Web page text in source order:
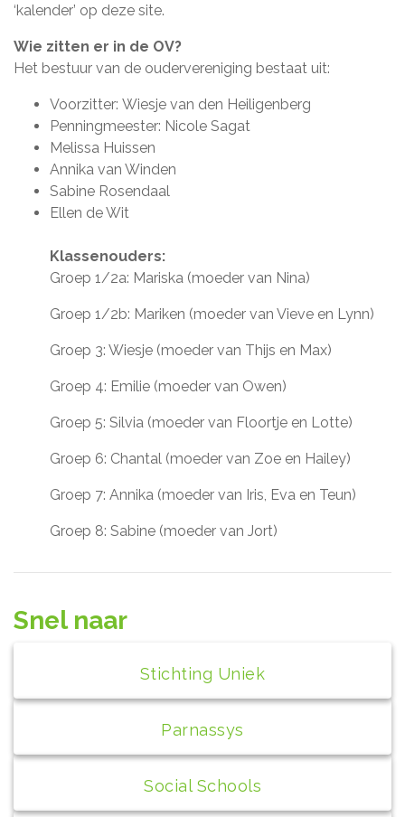
‘kalender’ op deze site.
Wie zitten er in de OV?
Het bestuur van de oudervereniging bestaat uit:
Voorzitter: Wiesje van den Heiligenberg
Penningmeester: Nicole Sagat
Melissa Huissen
Annika van Winden
Sabine Rosendaal
Ellen de Wit
Klassenouders:
Groep 1/2a: Mariska (moeder van Nina)
Groep 1/2b: Mariken (moeder van Vieve en Lynn)
Groep 3: Wiesje (moeder van Thijs en Max)
Groep 4: Emilie (moeder van Owen)
Groep 5: Silvia (moeder van Floortje en Lotte)
Groep 6: Chantal (moeder van Zoe en Hailey)
Groep 7: Annika (moeder van Iris, Eva en Teun)
Groep 8: Sabine (moeder van Jort)
Snel naar
Stichting Uniek
Parnassys
Social Schools